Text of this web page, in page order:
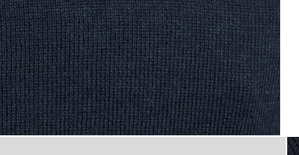
Camiseta con cremallera de